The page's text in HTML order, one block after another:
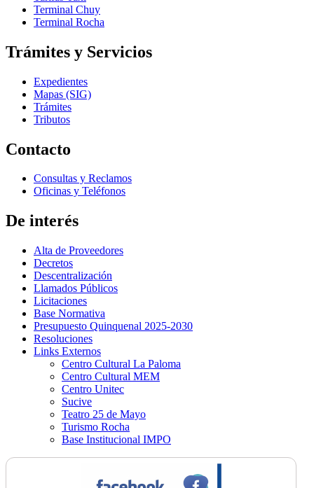
Terminal Chuy
Terminal Rocha
Trámites y Servicios
Expedientes
Mapas (SIG)
Trámites
Tributos
Contacto
Consultas y Reclamos
Oficinas y Teléfonos
De interés
Alta de Proveedores
Decretos
Descentralización
Llamados Públicos
Licitaciones
Base Normativa
Presupuesto Quinquenal 2025-2030
Resoluciones
Links Externos
Centro Cultural La Paloma
Centro Cultural MEM
Centro Unitec
Sucive
Teatro 25 de Mayo
Turismo Rocha
Base Institucional IMPO